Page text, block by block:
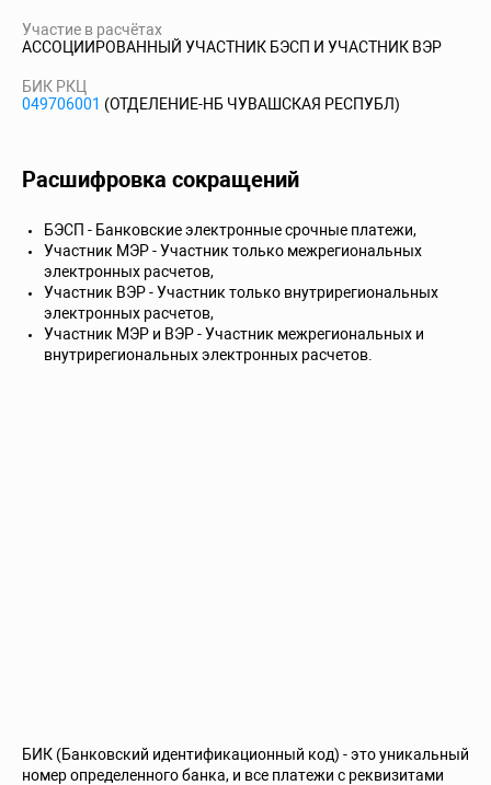
Участие в расчётах
АССОЦИИРОВАННЫЙ УЧАСТНИК БЭСП И УЧАСТНИК ВЭР
БИК РКЦ
049706001 (ОТДЕЛЕНИЕ-НБ ЧУВАШСКАЯ РЕСПУБЛ)
Расшифровка сокращений
БЭСП - Банковские электронные срочные платежи,
Участник МЭР - Участник только межрегиональных
электронных расчетов,
Участник ВЭР - Участник только внутрирегиональных
электронных расчетов,
Участник МЭР и ВЭР - Участник межрегиональных и
внутрирегиональных электронных расчетов.
БИК (Банковский идентификационный код) - это уникальный
номер определенного банка, и все платежи с реквизитами